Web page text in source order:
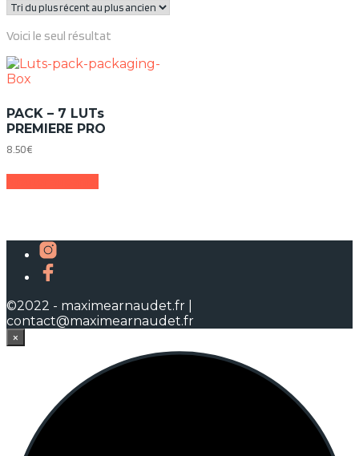
Voici le seul résultat
PACK – 7 LUTs
PREMIERE PRO
8.50€
©2022 - maximearnaudet.fr |
contact@maximearnaudet.fr
×